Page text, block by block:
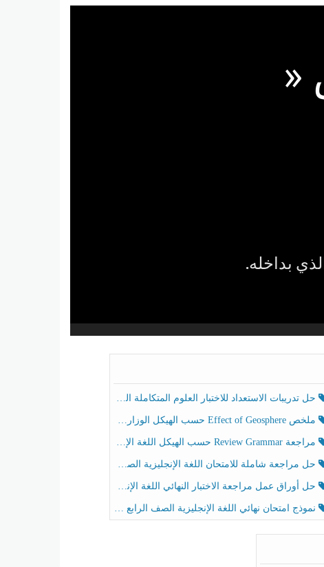
حل تدريبات الاستعداد للاختبار العلوم المتكاملة الصف الخامس عام الفصل الثالث
ملخص Effect of Geosphere حسب الهيكل الوزاري العلوم المتكاملة الصف الخامس انسبير الفصل الثالث
مراجعة Review Grammar حسب الهيكل اللغة الإنجليزية الصف الخامس الفصل الثالث
حل مراجعة شاملة للامتحان اللغة الإنجليزية الصف الخامس الفصل الثالث
حل أوراق عمل مراجعة الاختبار النهائي اللغة الإنجليزية الصف الرابع الفصل الثالث
نموذج امتحان نهائي اللغة الإنجليزية الصف الرابع الفصل الثالث